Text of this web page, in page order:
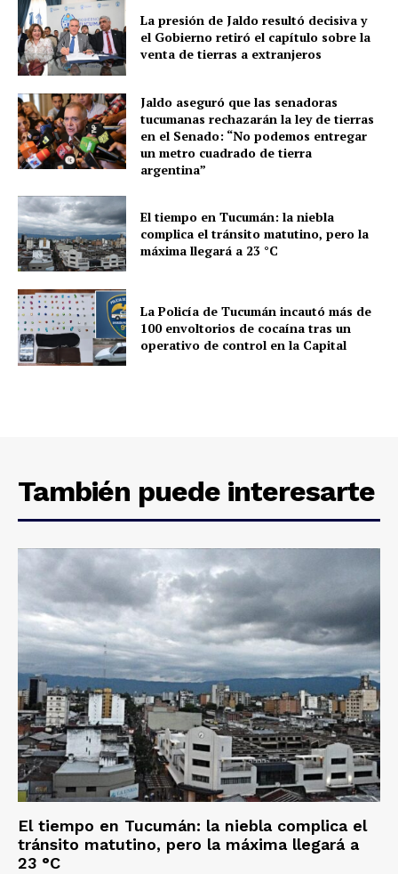
La presión de Jaldo resultó decisiva y
el Gobierno retiró el capítulo sobre la
venta de tierras a extranjeros
Jaldo aseguró que las senadoras
tucumanas rechazarán la ley de tierras
en el Senado: “No podemos entregar
un metro cuadrado de tierra
argentina”
El tiempo en Tucumán: la niebla
complica el tránsito matutino, pero la
máxima llegará a 23 °C
La Policía de Tucumán incautó más de
100 envoltorios de cocaína tras un
operativo de control en la Capital
También puede interesarte
El tiempo en Tucumán: la niebla complica el
tránsito matutino, pero la máxima llegará a
23 °C